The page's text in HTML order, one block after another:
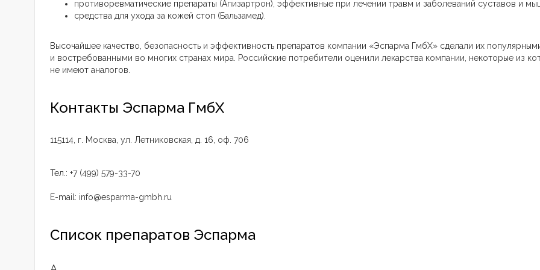
противоревматические препараты (Апизартрон), эффективные при лечении травм и заболеваний суставов и
средства для ухода за кожей стоп (Бальзамед).
Высочайшее качество, безопасность и эффективность препаратов компании «Эспарма ГмбХ» сделали их
и востребованными во многих странах мира. Российские потребители оценили лекарства компании, некоторые из
не имеют аналогов.
Контакты Эспарма ГмбХ
115114, г. Москва, ул. Летниковская, д. 16, оф. 706
Тел.: +7 (499) 579-33-70
E-mail: info@esparma-gmbh.ru
Список препаратов Эспарма